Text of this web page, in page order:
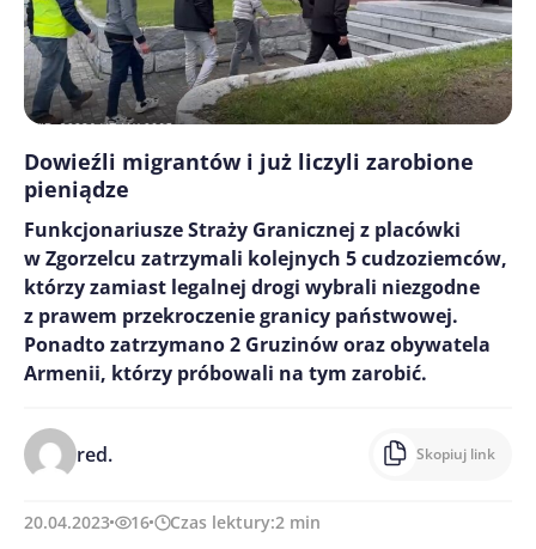
Dowieźli migrantów i już liczyli zarobione
pieniądze
Funkcjonariusze Straży Granicznej z placówki
w Zgorzelcu zatrzymali kolejnych 5 cudzoziemców,
którzy zamiast legalnej drogi wybrali niezgodne
z prawem przekroczenie granicy państwowej.
Ponadto zatrzymano 2 Gruzinów oraz obywatela
Armenii, którzy próbowali na tym zarobić.
red. Skopiuj link
20.04.2023 16 Czas lektury:2 min